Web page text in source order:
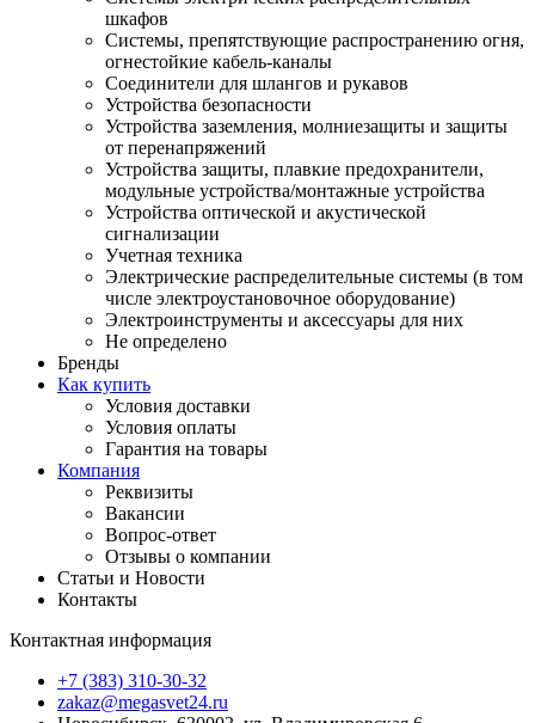
шкафов
Системы, препятствующие распространению огня,
огнестойкие кабель-каналы
Соединители для шлангов и рукавов
Устройства безопасности
Устройства заземления, молниезащиты и защиты
от перенапряжений
Устройства защиты, плавкие предохранители,
модульные устройства/монтажные устройства
Устройства оптической и акустической
сигнализации
Учетная техника
Электрические распределительные системы (в том
числе электроустановочное оборудование)
Электроинструменты и аксессуары для них
Не определено
Бренды
Как купить
Условия доставки
Условия оплаты
Гарантия на товары
Компания
Реквизиты
Вакансии
Вопрос-ответ
Отзывы о компании
Статьи и Новости
Контакты
Контактная информация
+7 (383) 310-30-32
zakaz@megasvet24.ru